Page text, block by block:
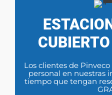
Los clientes de
personal en nuestras
tiempo que tengan